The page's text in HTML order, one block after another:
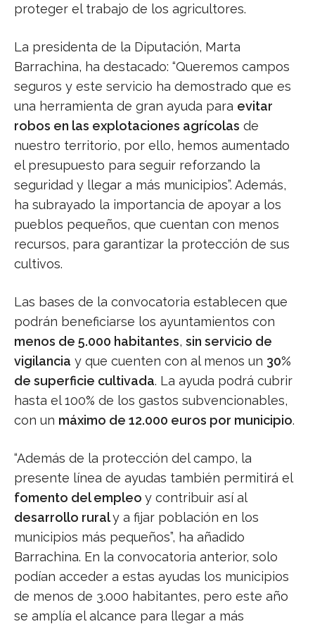
proteger el trabajo de los agricultores.
La presidenta de la Diputación, Marta
Barrachina, ha destacado: “Queremos campos
seguros y este servicio ha demostrado que es
una herramienta de gran ayuda para evitar
robos en las explotaciones agrícolas de
nuestro territorio, por ello, hemos aumentado
el presupuesto para seguir reforzando la
seguridad y llegar a más municipios”. Además,
ha subrayado la importancia de apoyar a los
pueblos pequeños, que cuentan con menos
recursos, para garantizar la protección de sus
cultivos.
Las bases de la convocatoria establecen que
podrán beneficiarse los ayuntamientos con
menos de 5.000 habitantes, sin servicio de
vigilancia y que cuenten con al menos un 30%
de superficie cultivada. La ayuda podrá cubrir
hasta el 100% de los gastos subvencionables,
con un máximo de 12.000 euros por municipio.
“Además de la protección del campo, la
presente línea de ayudas también permitirá el
fomento del empleo y contribuir así al
desarrollo ruraly a fijar población en los
municipios más pequeños”, ha añadido
Barrachina. En la convocatoria anterior, solo
podían acceder a estas ayudas los municipios
de menos de 3.000 habitantes, pero este año
se amplía el alcance para llegar a más